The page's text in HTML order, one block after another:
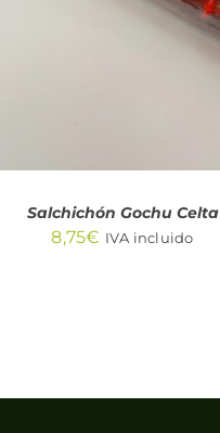
Salchichón Gochu Celta
8,75€ IVA incluido